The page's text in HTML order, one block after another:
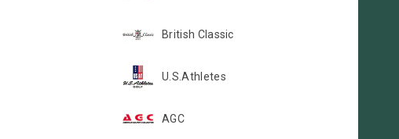
British Classic
U.S.Athletes
AGC